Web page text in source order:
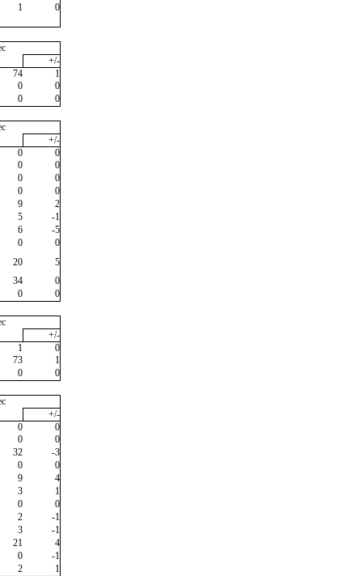
1 0
+/-
74
1
0
0
0
0
+/-
0
0
0
0
0
0
0
0
9
2
5
-1
6
-5
0
0
20
5
34
0
0
0
+/-
1
0
73
1
0
0
+/-
0
0
0
0
32
-3
0
0
9
4
3
1
0
0
2
-1
3
-1
21
4
0
-1
2
1